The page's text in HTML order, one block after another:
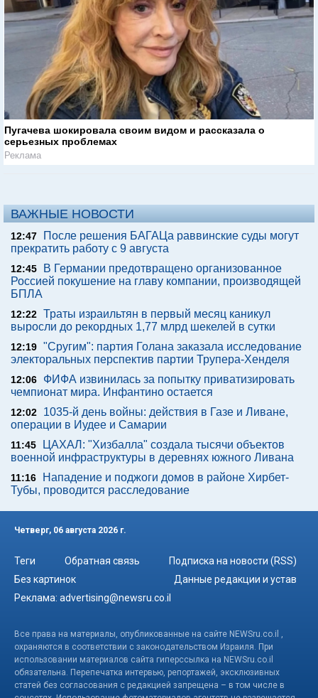
Пугачева шокировала своим видом и рассказала о
серьезных проблемах
Реклама
ВАЖНЫЕ НОВОСТИ
12:47
После решения БАГАЦа раввинские суды могут
прекратить работу с 9 августа
12:45
В Германии предотвращено организованное
Россией покушение на главу компании, производящей
БПЛА
12:22 Траты израильтян в первый месяц каникул
выросли до рекордных 1,77 млрд шекелей в сутки
12:19 "Сругим": партия Голана заказала исследование
электоральных перспектив партии Трупера-Хенделя
12:06
ФИФА извинилась за попытку приватизировать
чемпионат мира. Инфантино остается
12:02
1035-й день войны: действия в Газе и Ливане,
операции в Иудее и Самарии
11:45
ЦАХАЛ: "Хизбалла" создала тысячи объектов
военной инфраструктуры в деревнях южного Ливана
11:16
Нападение и поджоги домов в районе Хирбет-
Тубы, проводится расследование
Четверг, 06 августа 2026 г.
Теги Обратная связь
Подписка на новости (RSS)
Без картинок
Данные редакции и устав
Реклама: advertising@newsru.co.il
Все права на материалы, опубликованные на сайте NEWSru.co.il ,
охраняются в соответствии с законодательством Израиля. При
использовании материалов сайта гиперссылка на NEWSru.co.il
обязательна. Перепечатка интервью, репортажей, эксклюзивных
статей без согласования с редакцией запрещена – в том числе в